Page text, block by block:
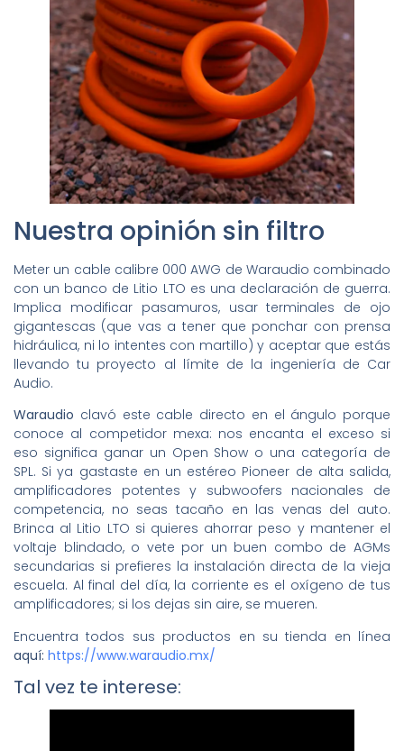
Nuestra opinión sin filtro
Meter un cable calibre 000 AWG de Waraudio combinado
con un banco de Litio LTO es una declaración de guerra.
Implica modificar pasamuros, usar terminales de ojo
gigantescas (que vas a tener que ponchar con prensa
hidráulica, ni lo intentes con martillo) y aceptar que estás
llevando tu proyecto al límite de la ingeniería de Car
Audio.
Waraudio clavó este cable directo en el ángulo porque
conoce al competidor mexa: nos encanta el exceso si
eso significa ganar un Open Show o una categoría de
SPL. Si ya gastaste en un estéreo Pioneer de alta salida,
amplificadores potentes y subwoofers nacionales de
competencia, no seas tacaño en las venas del auto.
Brinca al Litio LTO si quieres ahorrar peso y mantener el
voltaje blindado, o vete por un buen combo de AGMs
secundarias si prefieres la instalación directa de la vieja
escuela. Al final del día, la corriente es el oxígeno de tus
amplificadores; si los dejas sin aire, se mueren.
Encuentra todos sus productos en su tienda en línea
aquí: https://www.waraudio.mx/
Tal vez te interese: